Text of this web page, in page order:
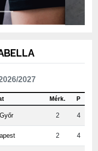
2027
2 4
2 4
Good 2 4